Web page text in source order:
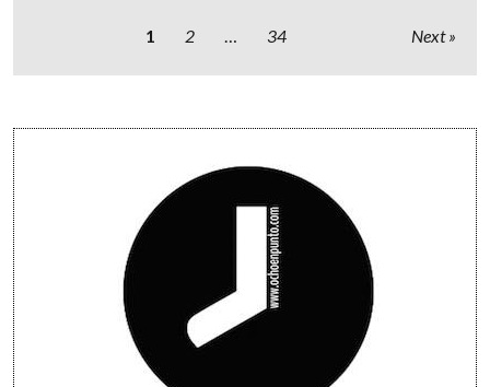
1 2 … 34 Next
Sidebar